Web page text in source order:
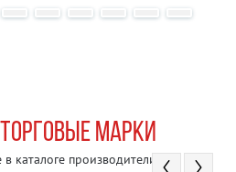
ТОРГОВЫЕ МАРКИ
каталоге производители